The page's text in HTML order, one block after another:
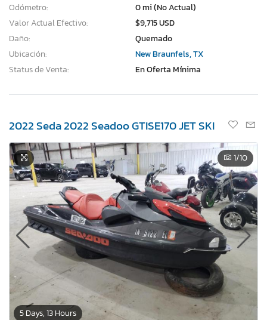
Odómetro:
0 mi (No Actual)
Valor Actual Efectivo:
$9,715 USD
Daño:
Quemado
Ubicación:
New Braunfels, TX
Status de Venta:
En Oferta Mínima
2022 Seda 2022 Seadoo GTISE170 JET SKI
5 Days, 13 Hours
1/10